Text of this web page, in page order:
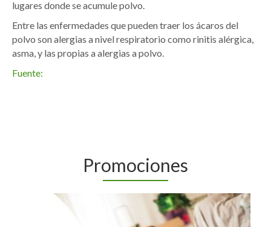
lugares donde se acumule polvo.
Entre las enfermedades que pueden traer los ácaros del
polvo son alergias a nivel respiratorio como rinitis alérgica,
asma, y las propias a alergias a polvo.
Fuente:
Promociones